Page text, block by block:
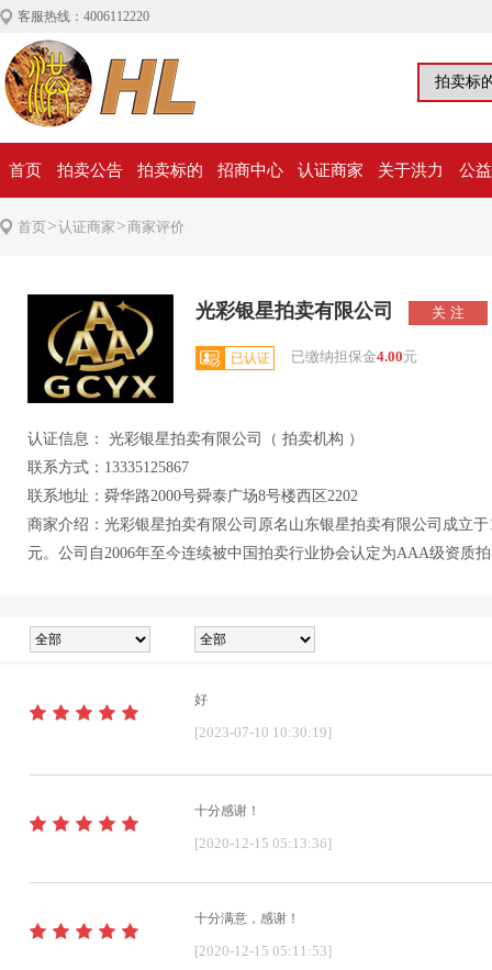
客服热线：4006112220
首页 拍卖公告 拍卖标的 招商中心 认证商家 关于洪力 公
首页>认证商家 >商家评价
光彩银星拍卖有限公司
已认证 已缴纳担保金4.00元
认证信息： 光彩银星拍卖有限公司（ 拍卖机构 ）
联系方式：13335125867
联系地址：舜华路2000号舜泰广场8号楼西区2202
商家介绍：光彩银星拍卖有限公司原名山东银星拍卖有限公司成立
元。公司自2006年至今连续被中国拍卖行业协会认定为AAA级资质
好
[2023-07-10 10:30:19]
十分感谢！
[2020-12-15 05:13:36]
十分满意，感谢！
[2020-12-15 05:11:53]